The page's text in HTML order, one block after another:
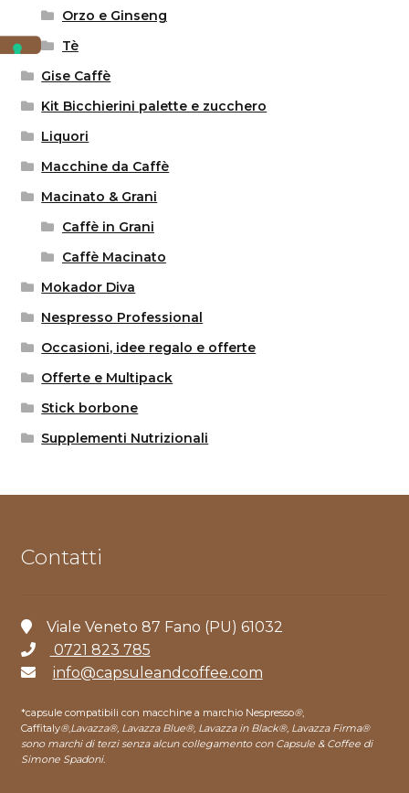
Orzo e Ginseng
Tè
Gise Caffè
Kit Bicchierini palette e zucchero
Liquori
Macchine da Caffè
Macinato & Grani
Caffè in Grani
Caffè Macinato
Mokador Diva
Nespresso Professional
Occasioni, idee regalo e offerte
Offerte e Multipack
Stick borbone
Supplementi Nutrizionali
Contatti
Viale Veneto 87 Fano (PU) 61032
0721 823 785
info@capsuleandcoffee.com
*capsule compatibili con macchine a marchio Nespresso®,
Caffitaly®,Lavazza®, Lavazza Blue®, Lavazza in Black®, Lavazza Firma®
sono marchi di terzi senza alcun collegamento con Capsule & Coffee di
Simone Spadoni.